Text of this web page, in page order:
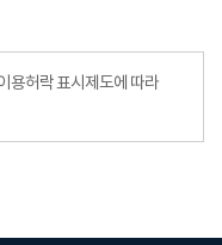
용허락 표시제도에 따라